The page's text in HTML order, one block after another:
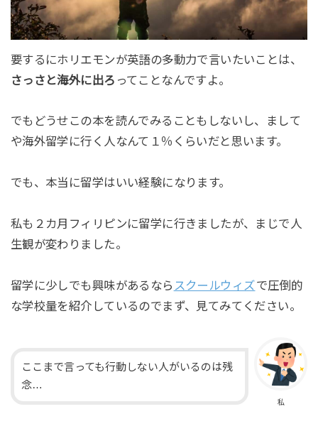
要するにホリエモンが英語の多動力で言いたいことは、
さっさと海外に出ろ ってことなんですよ。
でもどうせこの本を読んでみることもしないし、まして
や海外留学に行く人なんて１％くらいだと思います。
でも、本当に留学はいい経験になります。
私も２カ月フィリピンに留学に行きましたが、まじで人
生観が変わりました。
留学に少しでも興味があるなら スクールウィズで圧倒的
な学校量を紹介しているのでまず、見てみてください。
私
ここまで言っても行動しない人がいるのは残
念…